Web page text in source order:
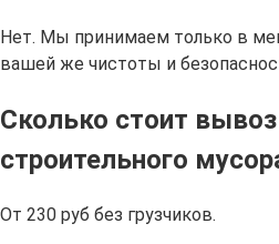
Нет. Мы принимаем только в
вашей же чистоты и
Сколько стоит
строительного
От 230 руб без грузчиков.